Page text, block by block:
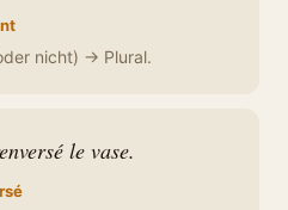
nicht) → Plural.
le vase.